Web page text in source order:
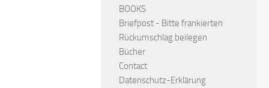
BOOKS
Briefpost - Bitte frankierten
Rückumschlag beilegen
Bücher
Contact
Datenschutz-Erklärung